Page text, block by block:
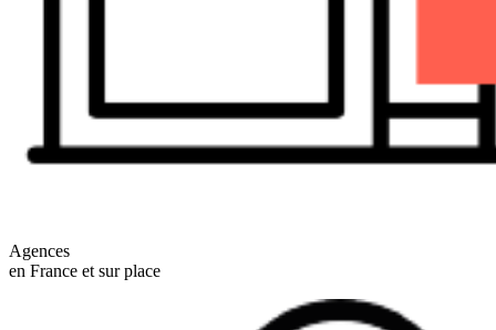
Agences
en France et sur place